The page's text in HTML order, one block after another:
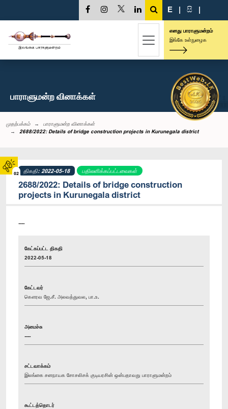
02
E | සි |
எனது பாராளுமன்றம்
இங்கே உள்நுழைக
பாராளுமன்ற வினாக்கள்
முதற்பக்கம்
பாராளுமன்ற வினாக்கள்
2688/2022: Details of bridge construction projects in Kurunegala district
திகதி: 2022-05-18 பதிலளிக்கப்பட்டவைகள்
2688/2022: Details of bridge construction
projects in Kurunegala district
----
கேட்கப்பட்ட திகதி
2022-05-18
கேட்டவர்
கௌரவ ஜே.சீ. அலவத்துவல, பா.உ.
அமைச்சு
----
சட்டவாக்கம்
இலங்கை சனநாயக சோசலிசக் குடியரசின் ஒன்பதாவது பாராளுமன்றம்
கூட்டத்தொடர்